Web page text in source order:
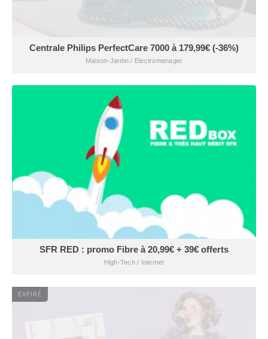
Centrale Philips PerfectCare 7000 à 179,99€ (-36%)
Maison-Jardin / Electromenager
SFR RED : promo Fibre à 20,99€ + 39€ offerts
High-Tech / Internet
EXPIRÉ